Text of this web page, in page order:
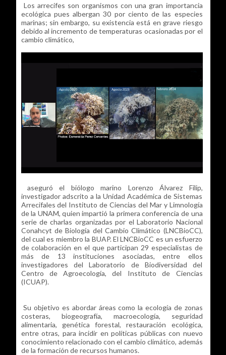
Los arrecifes son organismos con una gran importancia
ecológica pues albergan 30 por ciento de las especies
marinas; sin embargo, su existencia está en grave riesgo
debido al incremento de temperaturas ocasionadas por el
cambio climático,
aseguró el biólogo marino Lorenzo Álvarez Filip,
investigador adscrito a la Unidad Académica de Sistemas
Arrecifales del Instituto de Ciencias del Mar y Limnología
de la UNAM, quien impartió la primera conferencia de una
serie de charlas organizadas por el Laboratorio Nacional
Conahcyt de Biología del Cambio Climático (LNCBioCC),
del cual es miembro la BUAP. El LNCBioCC es un esfuerzo
de colaboración en el que participan 29 especialistas de
más de 13 instituciones asociadas, entre ellos
investigadores del Laboratorio de Biodiversidad del
Centro de Agroecología, del Instituto de Ciencias
(ICUAP).
Su objetivo es abordar áreas como la ecología de zonas
costeras, biogeografía, macroecología, seguridad
alimentaria, genética forestal, restauración ecológica,
entre otras, para incidir en políticas públicas con nuevo
conocimiento relacionado con el cambio climático, además
de la formación de recursos humanos.